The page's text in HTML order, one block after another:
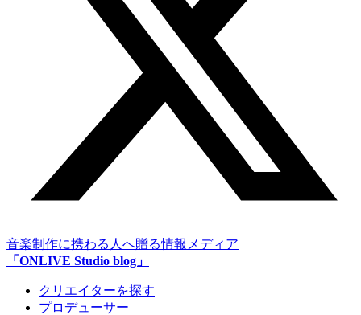
音楽制作に携わる人へ贈る情報メディア
「ONLIVE Studio blog」
クリエイターを探す
プロデューサー